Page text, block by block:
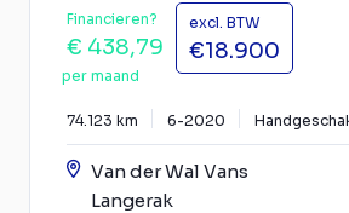
Financieren?
€ 438,79
per maand
excl. BTW
€18.900
74.123 km 6-2020
Van der Wal Vans
Langerak